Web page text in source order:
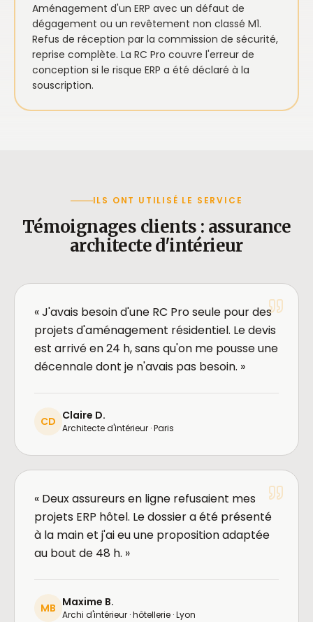
Aménagement d'un ERP avec un défaut de
dégagement ou un revêtement non classé M1.
Refus de réception par la commission de sécurité,
reprise complète. La RC Pro couvre l'erreur de
conception si le risque ERP a été déclaré à la
souscription.
ILS ONT UTILISÉ LE SERVICE
Témoignages clients : assurance
architecte d'intérieur
« J'avais besoin d'une RC Pro seule pour des
projets d'aménagement résidentiel. Le devis
est arrivé en 24 h, sans qu'on me pousse une
décennale dont je n'avais pas besoin. »
CD Claire D.
Architecte d'intérieur · Paris
« Deux assureurs en ligne refusaient mes
projets ERP hôtel. Le dossier a été présenté
à la main et j'ai eu une proposition adaptée
au bout de 48 h. »
MB Maxime B.
Archi d'intérieur · hôtellerie · Lyon